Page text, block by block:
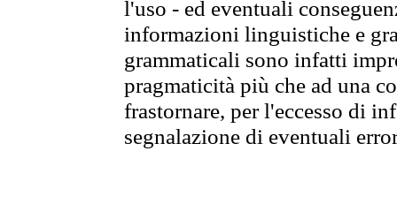
l'uso - ed eventuali
informazioni linguistiche e
grammaticali sono infatti
pragmaticità più che ad una
frastornare, per l'eccesso di
segnalazione di eventuali